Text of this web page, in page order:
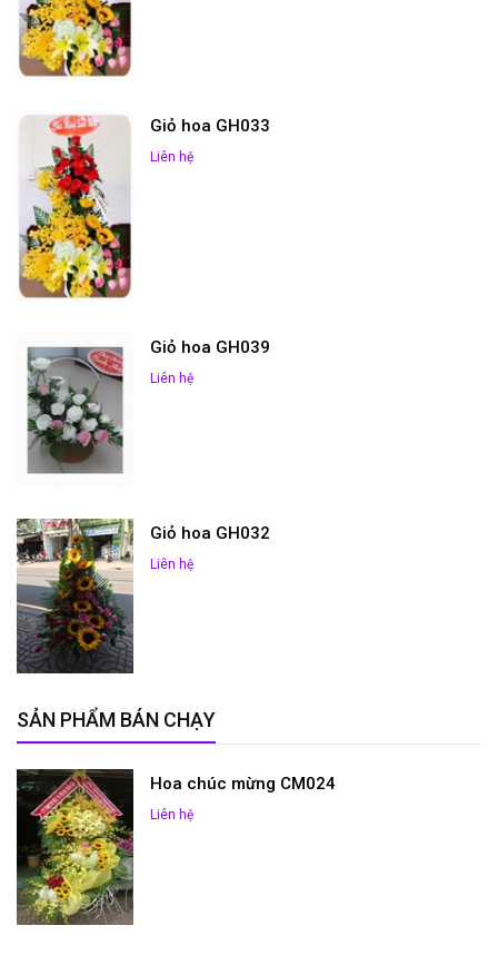
Giỏ hoa GH033
Liên hệ
Giỏ hoa GH039
Liên hệ
Giỏ hoa GH032
Liên hệ
SẢN PHẨM BÁN CHẠY
Hoa chúc mừng CM024
Liên hệ